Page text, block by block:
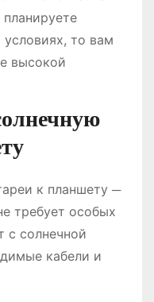
условиях, то вам
высокой
к планшету ─
требует особых
с солнечной
кабели и